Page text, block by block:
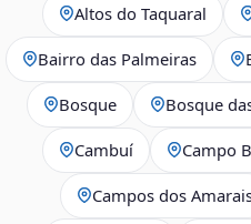
Altos do Taquaral
Bairro das Palmeiras
Bosque Bosque
Cambuí Campo
Campos dos